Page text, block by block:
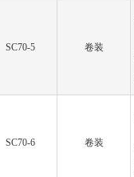
SC70-5 卷装
SC70-6 卷装